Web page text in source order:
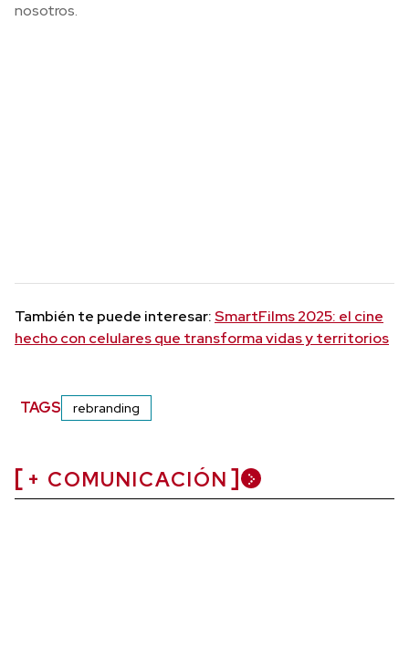
nosotros.
También te puede interesar:SmartFilms 2025: el cine
hecho con celulares que transforma vidas y territorios
TAGS rebranding
+ COMUNICACIÓN